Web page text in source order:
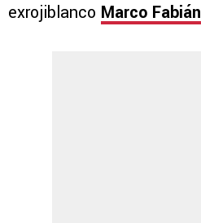
exrojiblanco Marco Fabián